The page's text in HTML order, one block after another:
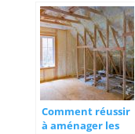
fenêtres ?
Comment réussir
à aménager les